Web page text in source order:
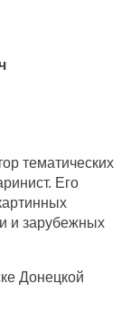
тематических
Его
и зарубежных
Донецкой